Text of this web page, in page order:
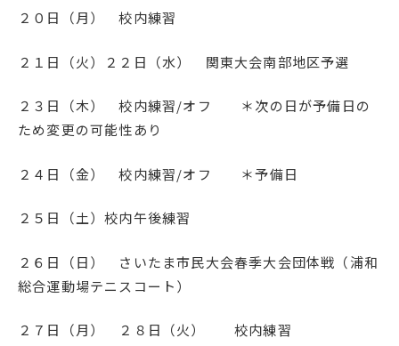
２０日（月） 校内練習
２１日（火）２２日（水） 関東大会南部地区予選
２３日（木） 校内練習/オフ ＊次の日が予備日の
ため変更の可能性あり
２４日（金） 校内練習/オフ ＊予備日
２５日（土）校内午後練習
２６日（日） さいたま市民大会春季大会団体戦（浦和
総合運動場テニスコート）
２７日（月） ２８日（火） 校内練習